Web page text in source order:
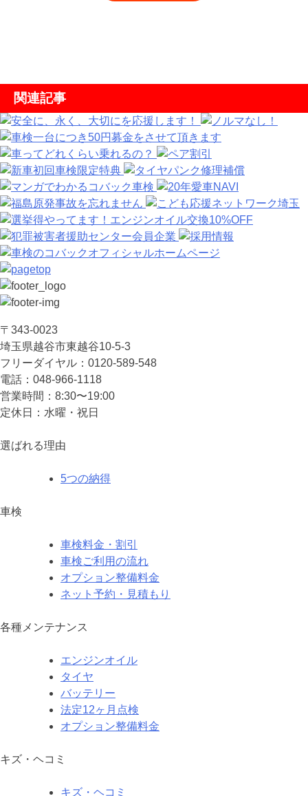
関連記事
〒343-0023
埼⽟県越⾕市東越⾕10-5-3
フリーダイヤル：0120-589-548
電話：048-966-1118
営業時間：8:30〜19:00
定休⽇：⽔曜・祝⽇
選ばれる理由
5つの納得
車検
車検料金・割引
車検ご利用の流れ
オプション整備料金
ネット予約・見積もり
各種メンテナンス
エンジンオイル
タイヤ
バッテリー
法定12ヶ月点検
オプション整備料金
キズ・ヘコミ
キズ・ヘコミ